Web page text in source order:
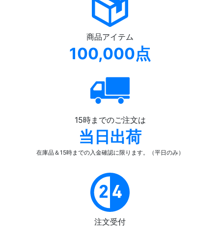
商品アイテム
100,000点
15時までのご注文は
当日出荷
在庫品＆15時までの入金確認に限ります。（平日のみ）
注文受付